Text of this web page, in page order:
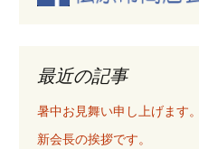
最近の記事
暑中お見舞い申し上げます。
新会長の挨拶です。